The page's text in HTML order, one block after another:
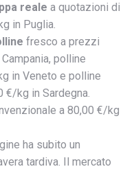
reale a quotazioni di
in Puglia.
fresco a prezzi
polline
in Veneto e polline
€/kg in Sardegna.
a 80,00 €/kg
ha subito un
tardiva. Il mercato